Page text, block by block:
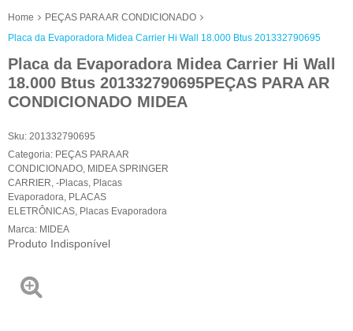
Home
PEÇAS PARA AR CONDICIONADO
Placa da Evaporadora Midea Carrier Hi Wall 18.000 Btus 201332790695
Placa da Evaporadora Midea Carrier Hi Wall
18.000 Btus 201332790695PEÇAS PARA AR
CONDICIONADO MIDEA
Sku: 201332790695
Categoria: PEÇAS PARA AR
CONDICIONADO MIDEA SPRINGER
CARRIER -Placas Placas
Evaporadora PLACAS
ELETRÔNICAS Placas Evaporadora
Marca: MIDEA
Produto Indisponível